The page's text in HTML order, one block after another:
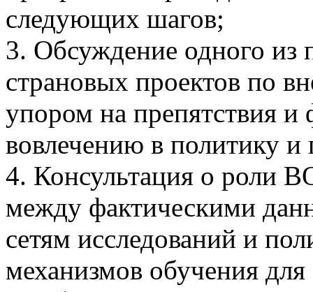
следующих шагов;
3. Обсуждение одного
страновых проектов по
упором на препятствия
вовлечению в политику
4. Консультация о роли
между фактическими
сетям исследований и
механизмов обучения для